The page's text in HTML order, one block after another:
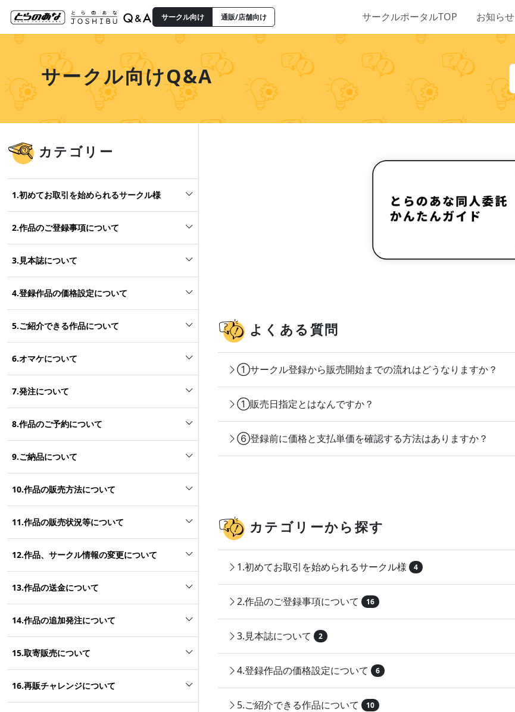
サークル向け 通販/店舗向け サークルポータルTOP お知らせ
サークル向けQ&A
カテゴリー
1.初めてお取引を始められるサークル様
2.作品のご登録事項について
3.見本誌について
4.登録作品の価格設定について
5.ご紹介できる作品について
6.オマケについて
7.発注について
8.作品のご予約について
9.ご納品について
10.作品の販売方法について
11.作品の販売状況等について
12.作品、サークル情報の変更について
13.作品の送金について
14.作品の追加発注について
15.取寄販売について
16.再販チャレンジについて
よくある質問
①サークル登録から販売開始までの流れはどうなりますか？
①販売日指定とはなんですか？
⑥登録前に価格と支払単価を確認する方法はありますか？
カテゴリーから探す
1.初めてお取引を始められるサークル様 4
2.作品のご登録事項について 16
3.見本誌について 2
4.登録作品の価格設定について 6
5.ご紹介できる作品について 10